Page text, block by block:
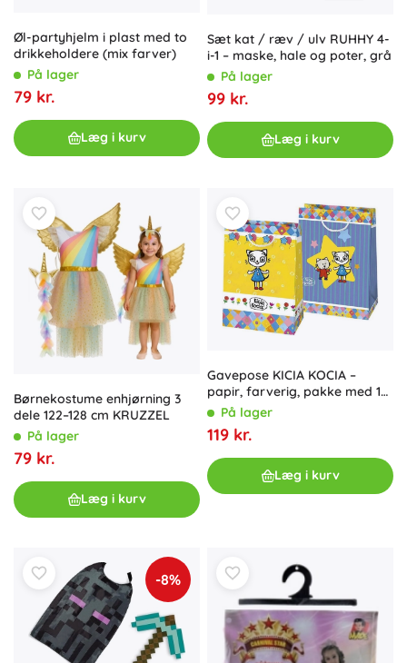
Øl-partyhjelm i plast med to
drikkeholdere (mix farver)
På lager
79 kr.
Læg i kurv
Sæt kat / ræv / ulv RUHHY 4-
i-1 – maske, hale og poter, grå
På lager
99 kr.
Læg i kurv
Børnekostume enhjørning 3
dele 122–128 cm KRUZZEL
På lager
79 kr.
Læg i kurv
Gavepose KICIA KOCIA –
papir, farverig, pakke med 10
stk.På lager
119 kr.
Læg i kurv
-8%